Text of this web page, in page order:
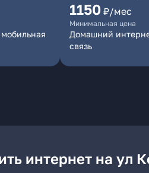
1150 ₽/мес
Минимальная цена
Домашний
связь
интернет на ул